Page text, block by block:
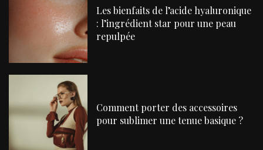
Les bienfaits de l’acide hyaluronique
: l’ingrédient star pour une peau
repulpée
Comment porter des accessoires
pour sublimer une tenue basique ?